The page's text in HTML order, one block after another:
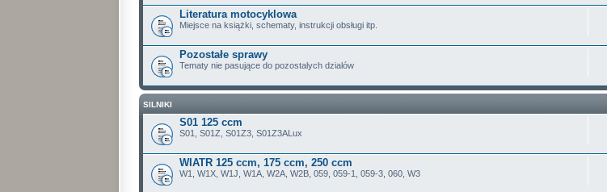
Literatura motocyklowa
Miejsce na książki, schematy, instrukcji obsługi itp.
Pozostałe sprawy
Tematy nie pasujące do pozostalych dzialów
SILNIKI
S01 125 ccm
S01, S01Z, S01Z3, S01Z3ALux
WIATR 125 ccm, 175 ccm, 250 ccm
W1, W1X, W1J, W1A, W2A, W2B, 059, 059-1, 059-3, 060, W3